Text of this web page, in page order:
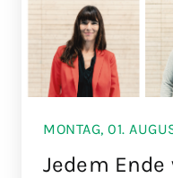
MONTAG, 01.
Jedem